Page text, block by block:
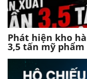
Phát hiện kho
3,5 tấn mỹ